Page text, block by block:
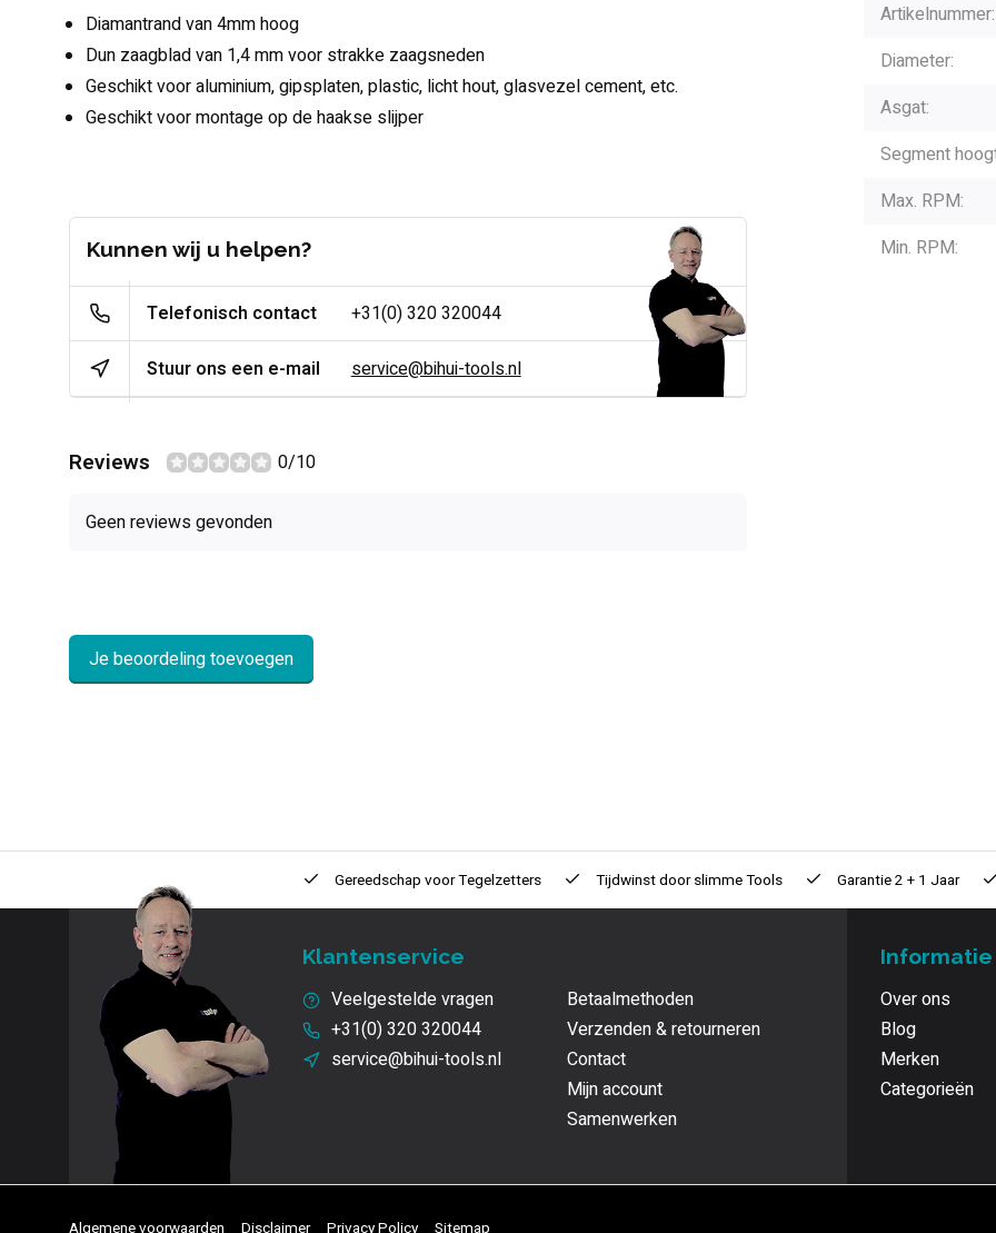
Diamantrand van 4mm hoog
Dun zaagblad van 1,4 mm voor strakke zaagsneden
Geschikt voor aluminium, gipsplaten, plastic, licht hout, glasvezel cement, etc.
Geschikt voor montage op de haakse slijper
Kunnen wij u helpen?
Telefonisch contact +31(0) 320 320044
Stuur ons een e-mail service@bihui-tools.nl
Reviews 0/10
Geen reviews gevonden
Je beoordeling toevoegen
Artikelnummer:
Diameter:
Asgat:
Segment
Max. RPM:
Min. RPM:
Innovatie Gereedschap voorTegelzetters Tijdwinst doorslimme Tools Garantie2 + 1 Jaar
Klantenservice
Veelgestelde vragen
+31(0) 320 320044
service@bihui-tools.nl
Betaalmethoden
Verzenden & retourneren
Contact
Mijn account
Samenwerken
Informatie
Over ons
Blog
Merken
Categorieën
Algemene voorwaarden Disclaimer Privacy Policy Sitemap